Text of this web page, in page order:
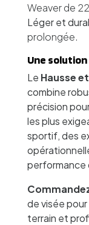
Weaver de
Léger et
prolongée.
Une
Le Hausse
combine
précision
les plus
sportif, des
performance
de visée
terrain et